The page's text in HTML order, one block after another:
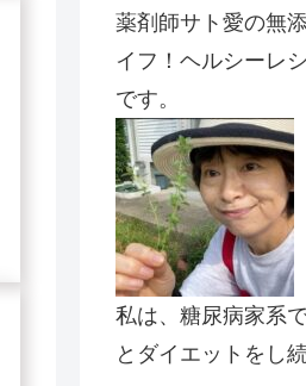
薬剤師サト愛の無
イフ！ヘルシーレ
です。
私は、糖尿病家系
とダイエットをし